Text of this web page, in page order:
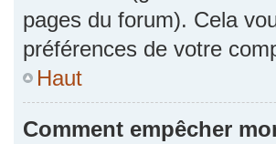
pages du forum). Cela
préférences de votre
Haut
Comment empêcher